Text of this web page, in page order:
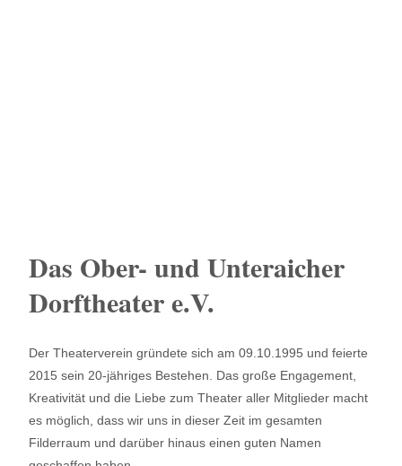
Das Ober- und Unteraicher
Dorftheater e.V.
Der Theaterverein gründete sich am 09.10.1995 und feierte
2015 sein 20-jähriges Bestehen. Das große Engagement,
Kreativität und die Liebe zum Theater aller Mitglieder macht
es möglich, dass wir uns in dieser Zeit im gesamten
Filderraum und darüber hinaus einen guten Namen